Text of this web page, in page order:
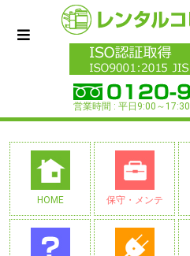
営業時間 : 平日9:00～17:30
HOME 保守・メンテ